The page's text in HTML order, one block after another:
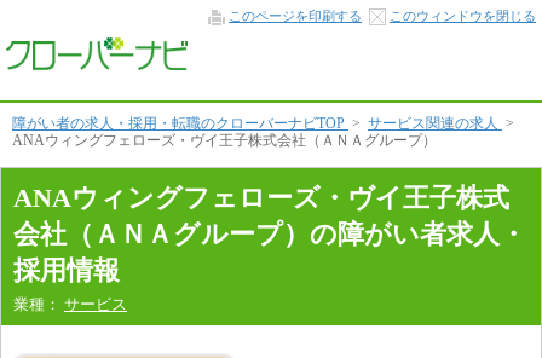
情
報
文
へ
このページを印刷する このウィンドウを閉じる
障がい者の求人・採用・転職のクローバーナビTOP > サービス関連の求人 >
ANAウィングフェローズ・ヴイ王子株式会社（ＡＮＡグループ）
ANAウィングフェローズ・ヴイ王子株式
会社（ＡＮＡグループ）の障がい者求人・
採用情報
業種： サービス